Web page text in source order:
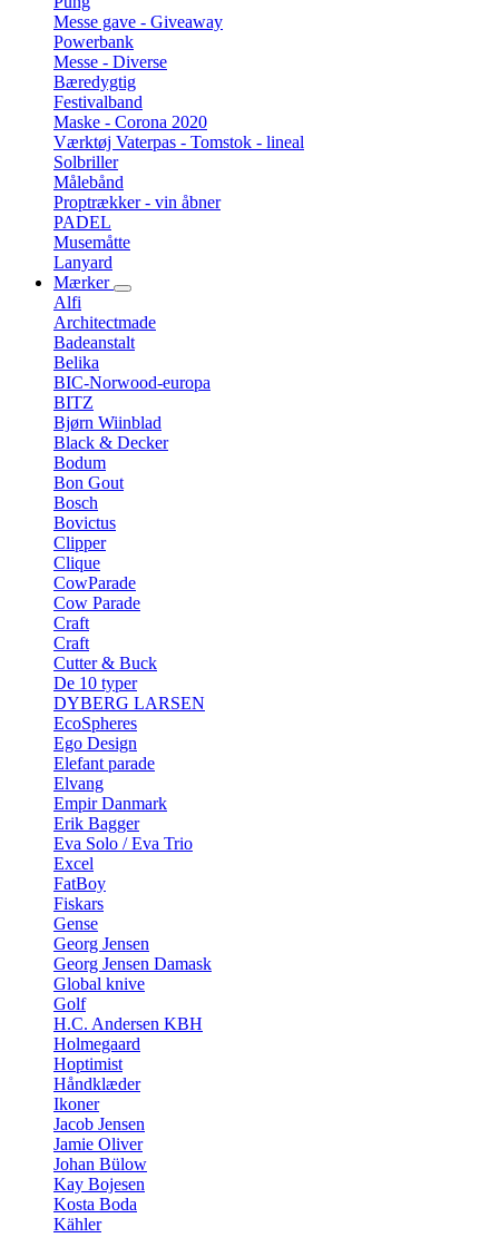
Messe gave - Giveaway
Powerbank
Messe - Diverse
Bæredygtig
Festivalband
Maske - Corona 2020
Værktøj Vaterpas - Tomstok - lineal
Solbriller
Målebånd
Proptrækker - vin åbner
PADEL
Musemåtte
Lanyard
Mærker
Alfi
Architectmade
Badeanstalt
Belika
BIC-Norwood-europa
BITZ
Bjørn Wiinblad
Black & Decker
Bodum
Bon Gout
Bosch
Bovictus
Clipper
Clique
CowParade
Cow Parade
Craft
Craft
Cutter & Buck
De 10 typer
DYBERG LARSEN
EcoSpheres
Ego Design
Elefant parade
Elvang
Empir Danmark
Erik Bagger
Eva Solo / Eva Trio
Excel
FatBoy
Fiskars
Gense
Georg Jensen
Georg Jensen Damask
Global knive
Golf
H.C. Andersen KBH
Holmegaard
Hoptimist
Håndklæder
Ikoner
Jacob Jensen
Jamie Oliver
Johan Bülow
Kay Bojesen
Kosta Boda
Kähler